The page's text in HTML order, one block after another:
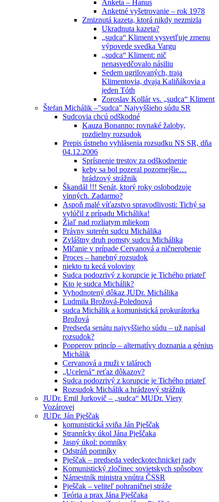
Anketa – Hanus
Anketné vyšetrovanie – rok 1978
Zmiznutá kazeta, ktorá nikdy nezmizla
Ukradnuta kazeta?
„sudca“ Kliment vysvetľuje zmenu
výpovede svedka Vargu
„sudca“ Kliment: nič
nenasvedčovalo násiliu
Sedem ugrilovaných, traja
Klimentovia, dvaja Kaliňákovia a
jeden Tóth
Zoroslav Kollár vs. „sudca“ Kliment
Štefan Michálik –"sudca" Najvyššieho súdu SR
Sudcovia chcú odškodné
Kauza Bonanno: rovnaké žaloby,
rozdielny rozsudok
Prepis ústneho vyhlásenia rozsudku NS SR, dňa
04.12.2006
Sprísnenie trestov za odškodnenie
keby sa bol pozeral pozornejšie…
hrádzový strážnik
Škandál !!! Senát, ktorý roky oslobodzuje
vinných. Zadarmo?
Aspoň malé víťazstvo spravodlivosti: Tichý sa
vylúčil z prípadu Michálika!
Žiaľ nad rozliatym mliekom
Právny suterén sudcu Michálika
Zvláštny druh pomsty sudcu Michálika
Mlčanie v prípade Cervanová a ničnerobenie
Proces – hanebný rozsudok
niekto tu kecá voloviny
Sudca podozrivý z korupcie je Tichého priateľ
Kto je sudca Michálik?
Vyhodnotený dôkaz JUDr. Michálika
Ludmila Brožová-Polednová
sudca Michálik a komunistická prokurátorka
Brožová
Predseda senátu najvyššieho súdu – už napísal
rozsudok?
Popperov princíp – alternatívy doznania a génius
Michálik
Cervanová a muži v talároch
„Ucelená“ reťaz dôkazov?
Sudca podozrivý z korupcie je Tichého priateľ
Rozsudok Michálik a hrádzový strážnik
JUDr. Emil Jurkovič – „sudca“ MUDr. Viery
Vozárovej
JUDr. Ján Pješčak
komunistická sviňa Ján Pješčak
Strannícky úkol Jána Pješčaka
Jasný úkol: pomníky
Odstráň pomníky
Pješčak – predseda vedeckotechnickej rady
Komunistický zločinec sovietskych spôsobov
Námestník ministra vnútra ČSSR
Pješčak – veliteľ pohraničnej stráže
Teória a prax Jána Pješčaka